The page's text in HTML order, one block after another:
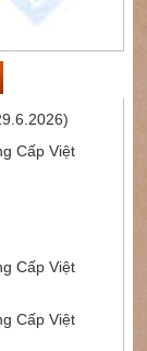
Cấp Việt
Cấp Việt
Cấp Việt